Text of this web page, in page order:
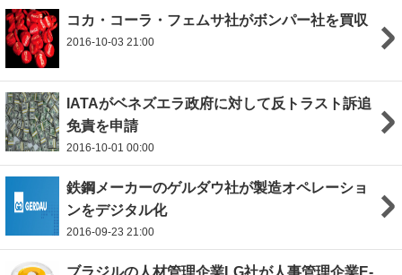
コカ・コーラ・フェムサ社がボンパー社を買収
2016-10-03 21:00
IATAがベネズエラ政府に対して反トラスト訴追
免責を申請
2016-10-01 00:00
鉄鋼メーカーのゲルダウ社が製造オペレーショ
ンをデジタル化
2016-09-23 21:00
ブラジルの人材管理企業LG社が人事管理企業E-